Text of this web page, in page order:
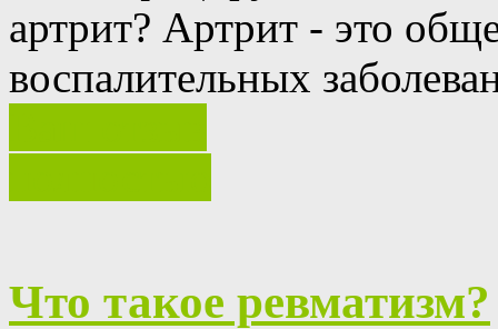
артрит? Артрит - это
воспалительных
Что такое ревматизм?